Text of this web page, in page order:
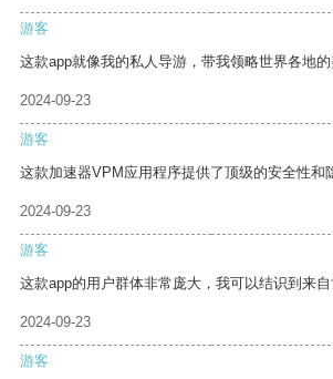
游客
这款app就像我的私人导游，带我领略世界各地的
2024-09-23
游客
这款加速器VPM应用程序提供了顶级的安全性和
2024-09-23
游客
这款app的用户群体非常庞大，我可以结识到来自
2024-09-23
游客